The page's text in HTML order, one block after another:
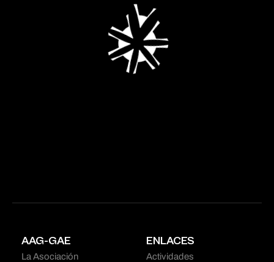
AAG-GAE
La Asociación
ENLACES
Actividades